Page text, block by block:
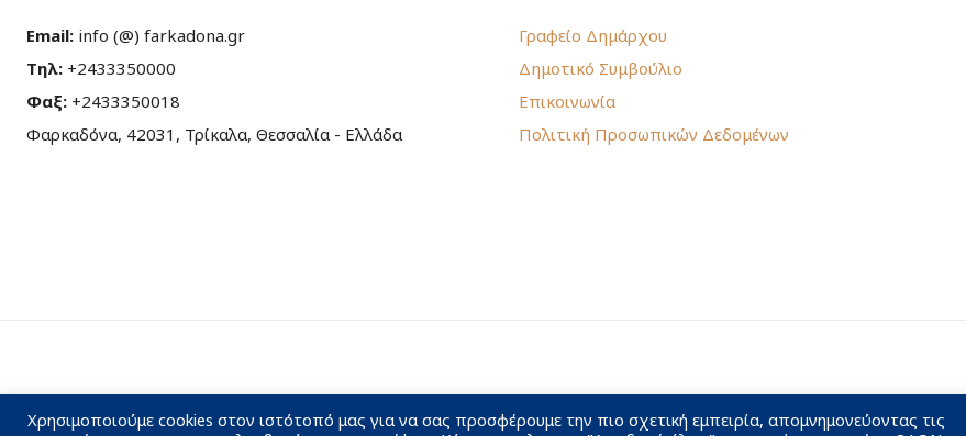
Email: info (@) farkadona.gr
Τηλ: +2433350000
Φαξ: +2433350018
Φαρκαδόνα, 42031, Τρίκαλα, Θεσσαλία - Ελλάδα
Γραφείο Δημάρχου
Δημοτικό Συμβούλιο
Επικοινωνία
Πολιτική Προσωπικών Δεδομένων
Χρησιμοποιούμε cookies στον ιστότοπό μας για να σας προσφέρουμε την πιο σχετική εμπειρία, απομνημονεύοντας τις